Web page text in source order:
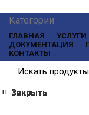
Категории
ГЛАВНАЯ УСЛУГИ
ДОКУМЕНТАЦИЯ
КОНТАКТЫ
Закрыть
Закрыть
Закрыть
Закрыть
Закрыть
Закрыть
Закрыть
Закрыть